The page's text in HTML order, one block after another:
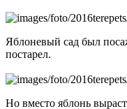
Яблоневый сад был
постарел.
Но вместо яблонь